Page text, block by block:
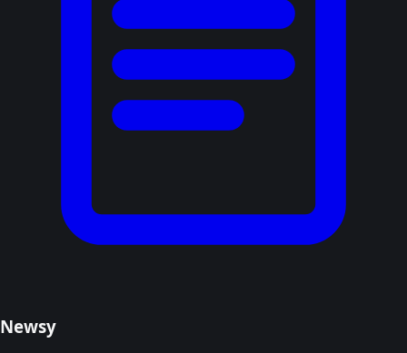
Newsy